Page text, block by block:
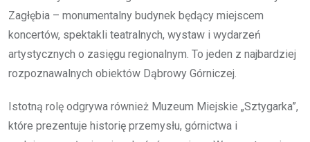
Zagłębia – monumentalny budynek będący miejscem
koncertów, spektakli teatralnych, wystaw i wydarzeń
artystycznych o zasięgu regionalnym. To jeden z najbardziej
rozpoznawalnych obiektów Dąbrowy Górniczej.
Istotną rolę odgrywa również Muzeum Miejskie „Sztygarka”,
które prezentuje historię przemysłu, górnictwa i